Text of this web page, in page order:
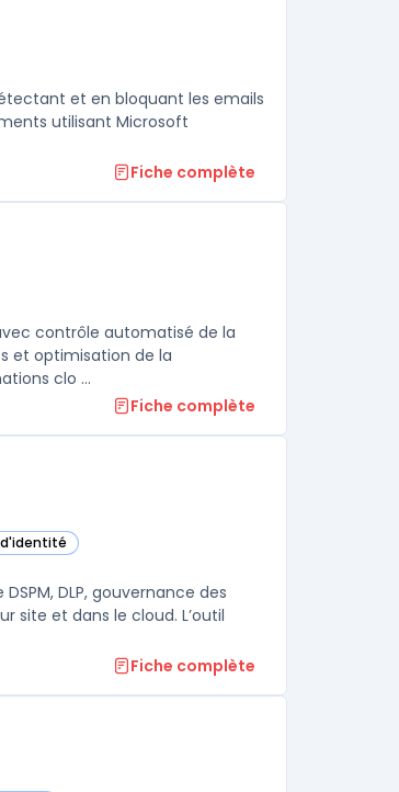
et en bloquant les emails
utilisant Microsoft
Fiche complète
contrôle automatisé de la
et optimisation de la
clo ...
Fiche complète
d'identité
DLP, gouvernance des
site et dans le cloud. L’outil
Fiche complète